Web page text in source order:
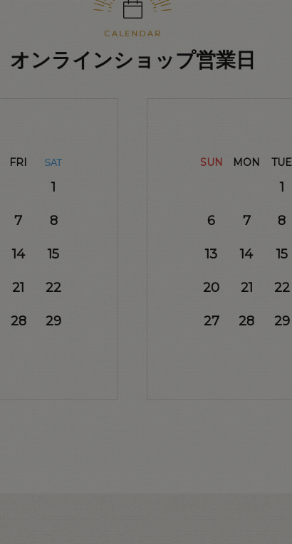
オンラインショップ営業日
FRI SAT
1
7 8
14 15
21 22
28 29
SUN MON TUE
1
6 7 8
13 14 15
20 21 22
27 28 29